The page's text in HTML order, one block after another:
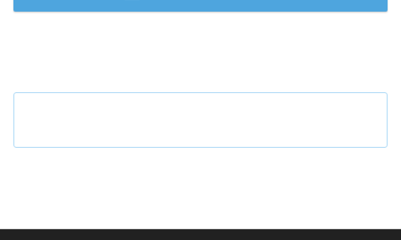
Что будет с наличными деньгами при цифровом